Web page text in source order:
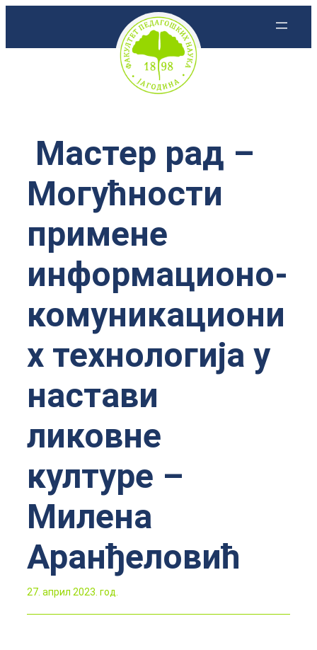
Мастер рад –
Могућности
примене
информационо-
комуникациони
х технологија у
настави
ликовне
културе –
Милена
Аранђеловић
27. април 2023. год.